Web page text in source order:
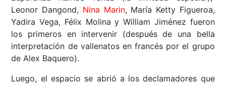
Leonor Dangond, Nina Marin, María Ketty Figueroa,
Yadira Vega, Félix Molina y William Jiménez fueron
los primeros en intervenir (después de una bella
interpretación de vallenatos en francés por el grupo
de Alex Baquero).
Luego, el espacio se abrió a los declamadores que